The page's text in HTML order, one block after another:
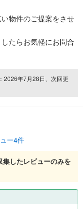
物件のご提案をさせ
たらお気軽にお問合
2026年7月28日、次回更
ー4件
したレビューのみを